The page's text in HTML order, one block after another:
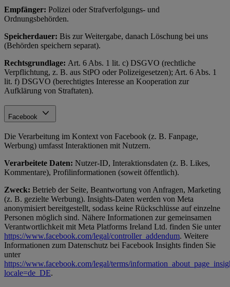
Empfänger: Polizei oder Strafverfolgungs- und
Ordnungsbehörden.
Speicherdauer: Bis zur Weitergabe, danach Löschung bei uns
(Behörden speichern separat).
Rechtsgrundlage: Art. 6 Abs. 1 lit. c) DSGVO (rechtliche
Verpflichtung, z. B. aus StPO oder Polizeigesetzen); Art. 6 Abs. 1
lit. f) DSGVO (berechtigtes Interesse an Kooperation zur
Aufklärung von Straftaten).
Facebook
Die Verarbeitung im Kontext von Facebook (z. B. Fanpage,
Werbung) umfasst Interaktionen mit Nutzern.
Verarbeitete Daten: Nutzer-ID, Interaktionsdaten (z. B. Likes,
Kommentare), Profilinformationen (soweit öffentlich).
Zweck: Betrieb der Seite, Beantwortung von Anfragen, Marketing
(z. B. gezielte Werbung). Insights-Daten werden von Meta
anonymisiert bereitgestellt, sodass keine Rückschlüsse auf einzelne
Personen möglich sind. Nähere Informationen zur gemeinsamen
Verantwortlichkeit mit Meta Platforms Ireland Ltd. finden Sie unter
https://www.facebook.com/legal/controller_addendum. Weitere
Informationen zum Datenschutz bei Facebook Insights finden Sie
unter
https://www.facebook.com/legal/terms/
locale=de_DE.